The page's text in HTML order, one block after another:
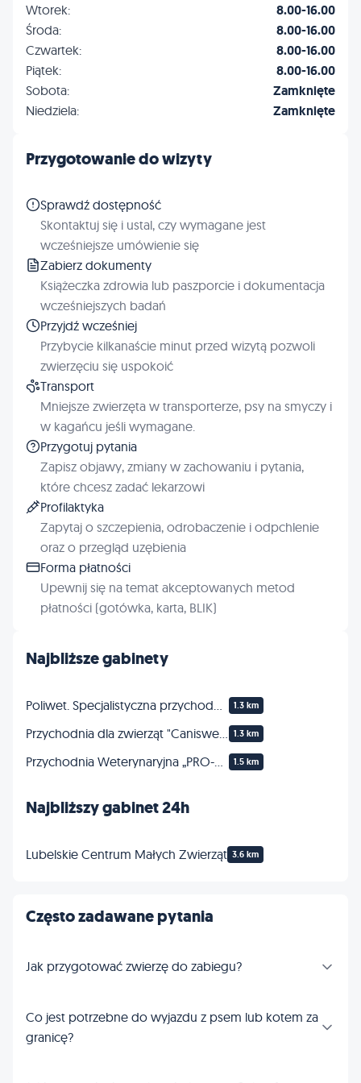
Najbliższe gabinety
1.3 km
1.3 km
1.5 km
Najbliższy gabinet 24h
Lubelskie Centrum Małych Zwierząt 3.6 km
Często zadawane pytania
Jak przygotować zwierzę do zabiegu?
Co jest potrzebne do wyjazdu z psem lub kotem za
granicę?
Wtorek: 8.00-16.00
Środa: 8.00-16.00
Czwartek: 8.00-16.00
Piątek: 8.00-16.00
Sobota: Zamknięte
Niedziela: Zamknięte
Przygotowanie do wizyty
Sprawdź dostępność
Skontaktuj się i ustal, czy wymagane jest
wcześniejsze umówienie się
Zabierz dokumenty
Książeczka zdrowia lub paszporcie i dokumentacja
wcześniejszych badań
Przyjdź wcześniej
Przybycie kilkanaście minut przed wizytą pozwoli
zwierzęciu się uspokoić
Transport
Mniejsze zwierzęta w transporterze, psy na smyczy i
w kagańcu jeśli wymagane.
Przygotuj pytania
Zapisz objawy, zmiany w zachowaniu i pytania,
które chcesz zadać lekarzowi
Profilaktyka
Zapytaj o szczepienia, odrobaczenie i odpchlenie
oraz o przegląd uzębienia
Forma płatności
Upewnij się na temat akceptowanych metod
płatności (gotówka, karta, BLIK)